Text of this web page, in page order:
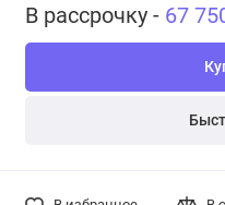
В рассрочку - 67